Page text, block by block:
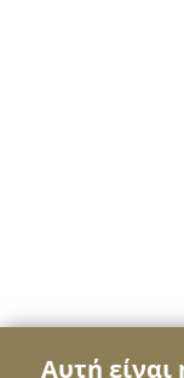
Αυτή είναι